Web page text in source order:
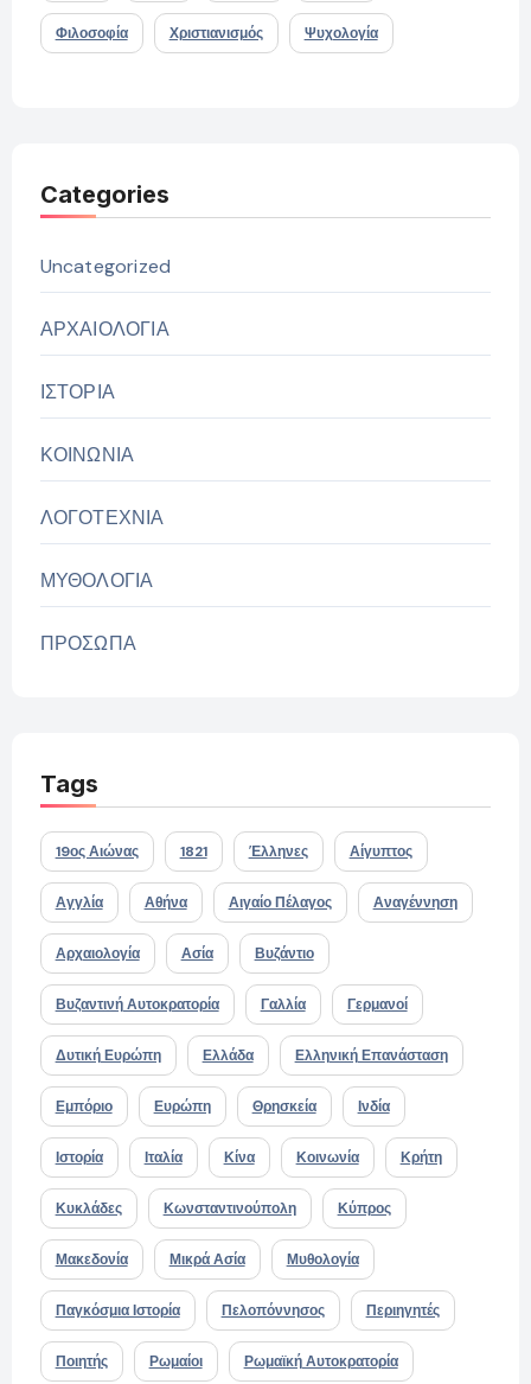
Φιλοσοφία Χριστιανισμός Ψυχολογία
Categories
Uncategorized
ΑΡΧΑΙΟΛΟΓΙΑ
ΙΣΤΟΡΙΑ
ΚΟΙΝΩΝΙΑ
ΛΟΓΟΤΕΧΝΙΑ
ΜΥΘΟΛΟΓΙΑ
ΠΡΟΣΩΠΑ
Tags
19ος Αιώνας 1821 Έλληνες Αίγυπτος
Αγγλία Αθήνα Αιγαίο Πέλαγος Αναγέννηση
Αρχαιολογία Ασία Βυζάντιο
Βυζαντινή Αυτοκρατορία Γαλλία Γερμανοί
Δυτική Ευρώπη Ελλάδα Ελληνική Επανάσταση
Εμπόριο Ευρώπη Θρησκεία Ινδία
Ιστορία Ιταλία Κίνα Κοινωνία Κρήτη
Κυκλάδες Κωνσταντινούπολη Κύπρος
Μακεδονία Μικρά Ασία Μυθολογία
Παγκόσμια Ιστορία Πελοπόννησος Περιηγητές
Ποιητής Ρωμαίοι Ρωμαϊκή Αυτοκρατορία